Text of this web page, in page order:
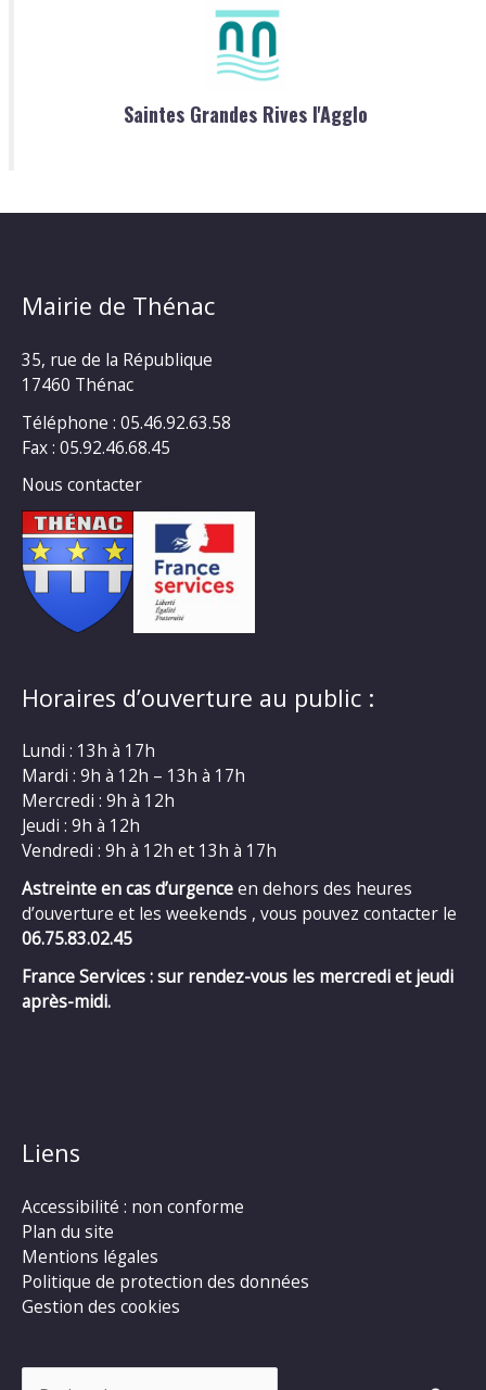
Saintes Grandes Rives l'Agglo
Mairie de Thénac
35, rue de la République
17460 Thénac
Téléphone : 05.46.92.63.58
Fax : 05.92.46.68.45
Nous contacter
Horaires d’ouverture au public :
Lundi : 13h à 17h
Mardi : 9h à 12h – 13h à 17h
Mercredi : 9h à 12h
Jeudi : 9h à 12h
Vendredi : 9h à 12h et 13h à 17h
Astreinte en cas d’urgenceen dehors des heures
d’ouverture et les weekends , vous pouvez contacter le
06.75.83.02.45
France Services : sur rendez-vous les mercredi et jeudi
après-midi.
Liens
Accessibilité : non conforme
Plan du site
Mentions légales
Politique de protection des données
Gestion des cookies